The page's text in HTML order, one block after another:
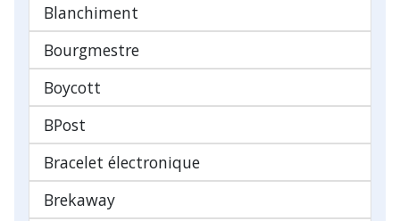
Blanchiment
Bourgmestre
Boycott
BPost
Bracelet électronique
Brekaway